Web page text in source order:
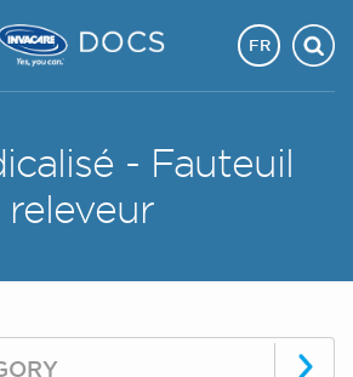
FR
- Fauteuil
releveur